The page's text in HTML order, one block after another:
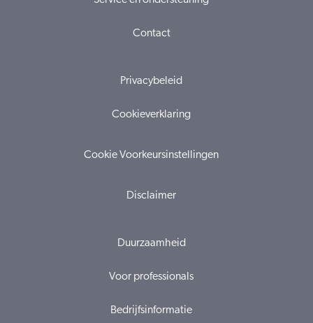
Contact
Privacybeleid
Cookieverklaring
Cookie Voorkeursinstellingen
Disclaimer
Duurzaamheid
Voor professionals
Bedrijfsinformatie